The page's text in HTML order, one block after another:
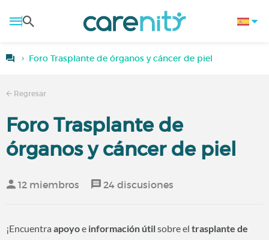
Foro Trasplante de órganos y cáncer de piel
Regresar
Foro Trasplante de
órganos y cáncer de piel
12 miembros 24 discusiones
¡Encuentra apoyoe información útilsobre el trasplante de